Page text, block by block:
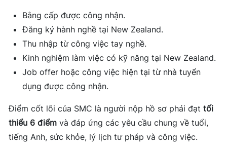
Bằng cấp được công nhận.
Đăng ký hành nghề tại New Zealand.
Thu nhập từ công việc tay nghề.
Kinh nghiệm làm việc có kỹ năng tại New Zealand.
Job offer hoặc công việc hiện tại từ nhà tuyển
dụng được công nhận.
Điểm cốt lõi của SMC là người nộp hồ sơ phải đạttối
thiểu 6 điểm và đáp ứng các yêu cầu chung về tuổi,
tiếng Anh, sức khỏe, lý lịch tư pháp và công việc.